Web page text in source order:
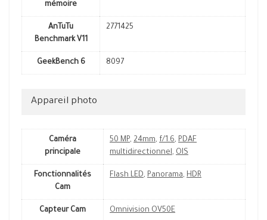
mémoire
AnTuTu
Benchmark V11
2771425
GeekBench 6 8097
Appareil photo
Caméra
principale
50 MP, 24mm, f/1.6, PDAF
multidirectionnel, OIS
Fonctionnalités
Cam
Flash LED, Panorama, HDR
Capteur Cam Omnivision OV50E